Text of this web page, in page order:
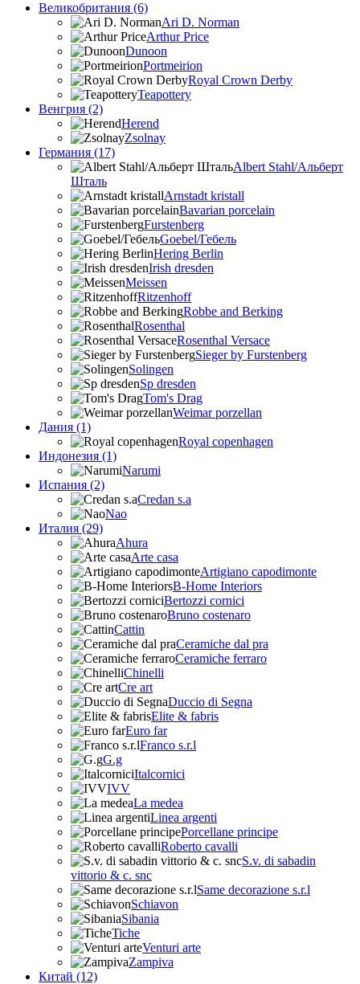
Великобритания (6)
Ari D. Norman
Arthur Price
Dunoon
Portmeirion
Royal Crown Derby
Teapottery
Венгрия (2)
Herend
Zsolnay
Германия (17)
Albert Stahl/Альбеpт
Шталь
Arnstadt kristall
Bavarian porcelain
Furstenberg
Goebel/Гебель
Hering Berlin
Irish dresden
Meissen
Ritzenhoff
Robbe and Berking
Rosenthal
Rosenthal Versace
Sieger by Furstenberg
Solingen
Sp dresden
Tom's Drag
Weimar porzellan
Дания (1)
Royal copenhagen
Индонезия (1)
Narumi
Испания (2)
Credan s.a
Nao
Италия (29)
Ahura
Arte casa
Artigiano capodimonte
B-Home Interiors
Bertozzi cornici
Bruno costenaro
Cattin
Ceramiche dal pra
Ceramiche ferraro
Chinelli
Cre art
Duccio di Segna
Elite & fabris
Euro far
Franco s.r.l
G.g
Italcornici
IVV
La medea
Linea argenti
Porcellane principe
Roberto cavalli
S.v. di sabadin
vittorio & c. snc
Same decorazione s.r.l
Schiavon
Sibania
Tiche
Venturi arte
Zampiva
Китай (12)